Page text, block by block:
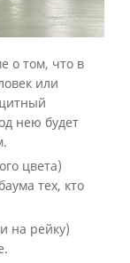
о том, что в
или
нею будет
цвета)
тех, кто
на рейку)